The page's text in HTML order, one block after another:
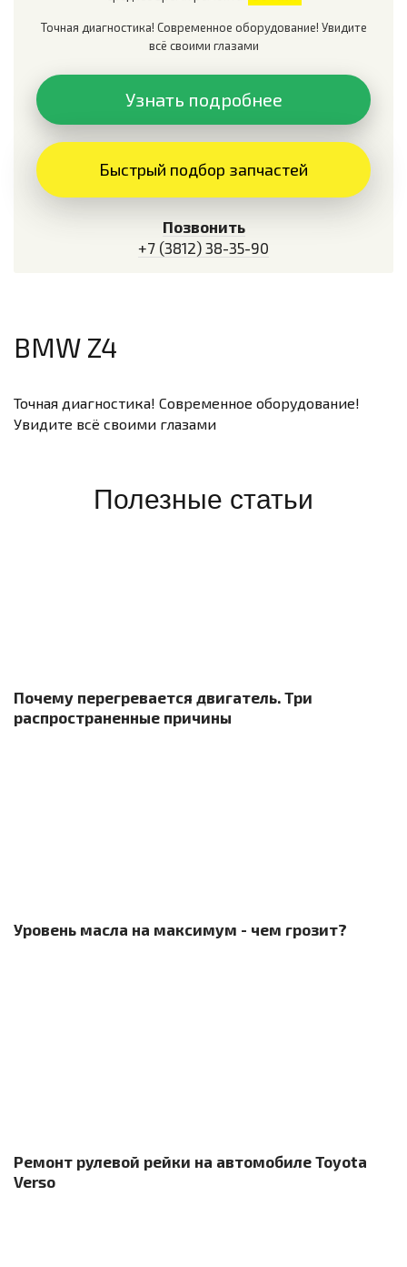
Точная диагностика! Современное оборудование! Увидите
всё своими глазами
Узнать подробнее
Быстрый подбор запчастей
Позвонить
+7 (3812) 38-35-90
BMW Z4
Точная диагностика! Современное оборудование!
Увидите всё своими глазами
Полезные статьи
Почему перегревается двигатель. Три
распространенные причины
Уровень масла на максимум - чем грозит?
Ремонт рулевой рейки на автомобиле Toyota
Verso